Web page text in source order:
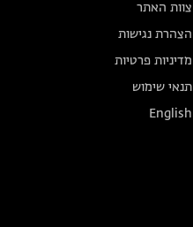
צוות האתר
הצהרת נגישות
מדיניות פרטיות
תנאי שימוש
English